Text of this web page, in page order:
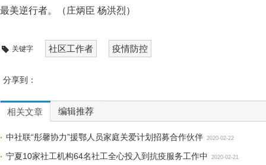
最美逆行者。（ 庄炳臣 杨洪烈）
关键字 社区工作者 疫情防控
分享到：
相关文章 编辑推荐
中社联“彤馨协力”援鄂人员家庭关爱计划招募合作伙伴 2020-02-22
宁夏10家社工机构64名社工全心投入到抗疫服务工作中 2020-02-21